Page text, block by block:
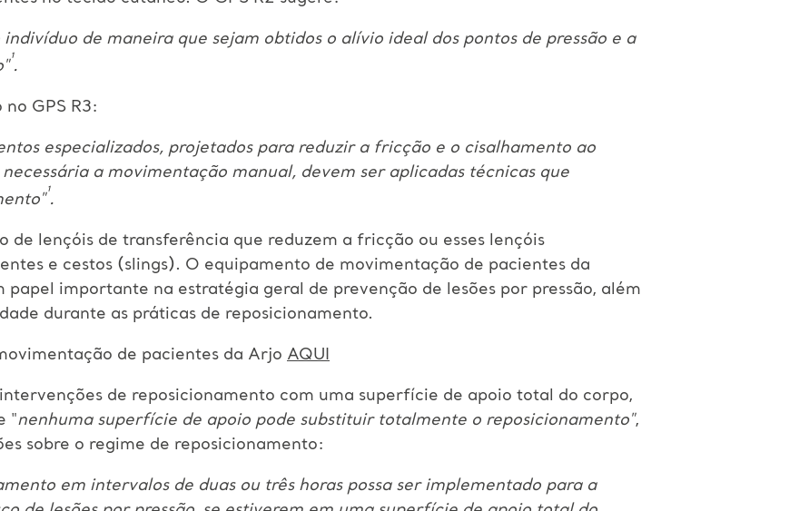
de maneira que sejam obtidos o alívio ideal dos pontos de pressão e a
¹.
GPS R3:
especializados, projetados para reduzir a fricção e o cisalhamento ao
a movimentação manual, devem ser aplicadas técnicas que
¹.
de lençóis de transferência que reduzem a fricção ou esses lençóis
e cestos (slings). O equipamento de movimentação de pacientes da
papel importante na estratégia geral de prevenção de lesões por pressão, além
durante as práticas de reposicionamento.
de pacientes da Arjo AQUI
de reposicionamento com uma superfície de apoio total do corpo,
"nenhuma superfície de apoio pode substituir totalmente o reposicionamento",
sobre o regime de reposicionamento:
em intervalos de duas ou três horas possa ser implementado para a